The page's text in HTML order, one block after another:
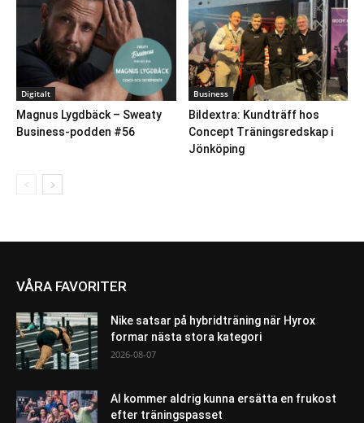
Digitalt
Magnus Lygdbäck – Sweaty
Business-podden #56
Business
Bildextra: Kundträff hos
Concept Träningsredskap i
Jönköping
VÅRA FAVORITER
Nike satsar på hybridträning när Hyrox
formar nästa stora kategori
2026-08-07
AI kommer aldrig kunna ersätta en frukost
efter träningspasset